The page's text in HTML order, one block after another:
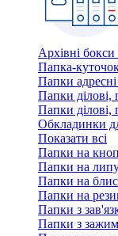
Архівні бокси
Папка-
Папки адресні
Папки ділові,
Папки ділові,
Обкладинки
Показати всі
Папки на
Папки на
Папки на
Папки на
Папки з
Папки з